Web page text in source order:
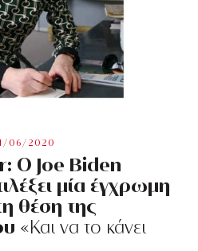
06/2020
Ο Joe Biden
μία έγχρωμη
θέση της
«Και να το κάνει